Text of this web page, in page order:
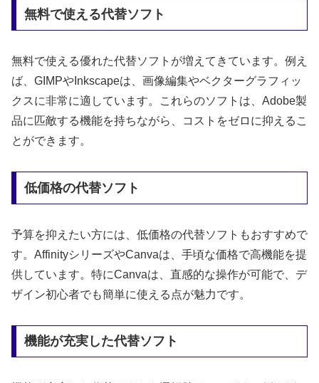
無料で使える代替ソフト
無料で使える優れた代替ソフトが増えてきています。例え
ば、GIMPやInkscapeは、画像編集やベクターグラフィッ
クスに非常に適しています。これらのソフトは、Adobe製
品に匹敵する機能を持ちながら、コストをゼロに抑えるこ
とができます。
低価格の代替ソフト
予算を抑えたい方には、低価格の代替ソフトもおすすめで
す。AffinityシリーズやCanvaは、手頃な価格で高機能を提
供しています。特にCanvaは、直感的な操作が可能で、デ
ザイン初心者でも簡単に使える点が魅力です。
機能が充実した代替ソフト